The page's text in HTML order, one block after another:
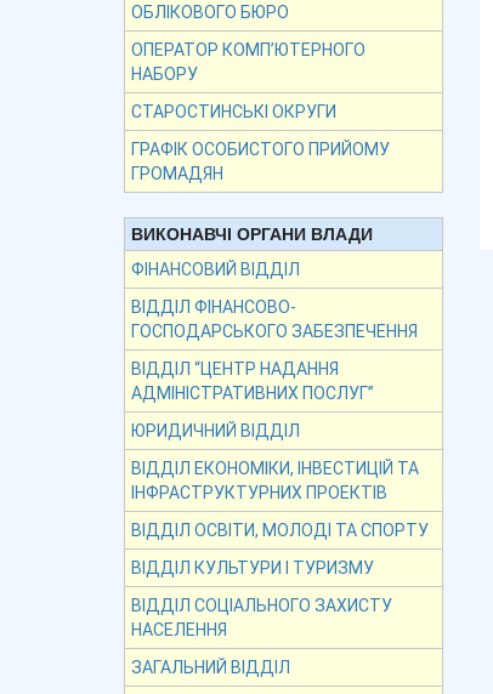
ОБЛІКОВОГО БЮРО
ОПЕРАТОР КОМП’ЮТЕРНОГО
НАБОРУ
СТАРОСТИНСЬКІ ОКРУГИ
ГРАФІК ОСОБИСТОГО ПРИЙОМУ
ГРОМАДЯН
ВИКОНАВЧІ ОРГАНИ ВЛАДИ
ФІНАНСОВИЙ ВІДДІЛ
ВІДДІЛ ФІНАНСОВО-
ГОСПОДАРСЬКОГО ЗАБЕЗПЕЧЕННЯ
ВІДДІЛ “ЦЕНТР НАДАННЯ
АДМІНІСТРАТИВНИХ ПОСЛУГ”
ЮРИДИЧНИЙ ВІДДІЛ
ВІДДІЛ ЕКОНОМІКИ, ІНВЕСТИЦІЙ ТА
ІНФРАСТРУКТУРНИХ ПРОЕКТІВ
ВІДДІЛ ОСВІТИ, МОЛОДІ ТА СПОРТУ
ВІДДІЛ КУЛЬТУРИ І ТУРИЗМУ
ВІДДІЛ СОЦІАЛЬНОГО ЗАХИСТУ
НАСЕЛЕННЯ
ЗАГАЛЬНИЙ ВІДДІЛ